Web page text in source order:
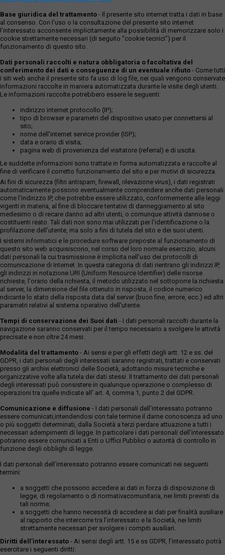
Base giuridica del trattamento - Il presente sito internet tratta i dati in base
al consenso. Con l'uso o la consultazione del presente sito internet
l’interessato acconsente implicitamente alla possibilità di memorizzare solo i
cookie strettamente necessari (di seguito “cookie tecnici”) per il
funzionamento di questo sito.
Dati personali raccolti e natura obbligatoria o facoltativa del
conferimento dei dati e conseguenze di un eventuale rifiuto - Come tutti
i siti web anche il presente sito fa uso di log file, nei quali vengono conservate
informazioni raccolte in maniera automatizzata durante le visite degli utenti.
Le informazioni raccolte potrebbero essere le seguenti:
indirizzo internet protocollo (IP);
tipo di browser e parametri del dispositivo usato per connettersi al
sito;
nome dell'internet service provider (ISP);
data e orario di visita;
pagina web di provenienza del visitatore (referral) e di uscita.
Le suddette informazioni sono trattate in forma automatizzata e raccolte al
fine di verificare il corretto funzionamento del sito e per motivi di sicurezza.
Ai fini di sicurezza (filtri antispam, firewall, rilevazione virus), i dati registrati
automaticamente possono eventualmente comprendere anche dati personali
come l'indirizzo IP, che potrebbe essere utilizzato, conformemente alle leggi
vigenti in materia, al fine di bloccare tentativi di danneggiamento al sito
medesimo o di recare danno ad altri utenti, o comunque attività dannose o
costituenti reato. Tali dati non sono mai utilizzati per l'identificazione o la
profilazione dell'utente, ma solo a fini di tutela del sito e dei suoi utenti.
I sistemi informatici e le procedure software preposte al funzionamento di
questo sito web acquisiscono, nel corso del loro normale esercizio, alcuni
dati personali la cui trasmissione è implicita nell'uso dei protocolli di
comunicazione di Internet. In questa categoria di dati rientrano gli indirizzi IP,
gli indirizzi in notazione URI (Uniform Resource Identifier) delle risorse
richieste, l'orario della richiesta, il metodo utilizzato nel sottoporre la richiesta
al server, la dimensione del file ottenuto in risposta, il codice numerico
ndicante lo stato della risposta data dal server (buon fine, errore, ecc.) ed altri
parametri relativi al sistema operativo dell'utente.
Tempi di conservazione dei Suoi dati - I dati personali raccolti durante la
navigazione saranno conservati per il tempo necessario a svolgere le attività
precisate e non oltre 24 mesi.
Modalità del trattamento - Ai sensi e per gli effetti degli artt. 12 e ss. del
GDPR, i dati personali degli interessati saranno registrati, trattati e conservati
presso gli archivi elettronici delle Società, adottando misure tecniche e
organizzative volte alla tutela dei dati stessi. Il trattamento dei dati personali
degli interessati può consistere in qualunque operazione o complesso di
operazioni tra quelle indicate all' art. 4, comma 1, punto 2 del GDPR.
Comunicazione e diffusione - I dati personali dell’interessato potranno
essere comunicati,intendendosi con tale termine il darne conoscenza ad uno
o più soggetti determinati, dalla Società a terzi perdare attuazione a tutti i
necessari adempimenti di legge. In particolare i dati personali dell’interessato
potranno essere comunicati a Enti o Uffici Pubblici o autorità di controllo in
funzione degli obblighi di legge.
I dati personali dell’interessato potranno essere comunicati nei seguenti
termini:
a soggetti che possono accedere ai dati in forza di disposizione di
legge, di regolamento o di normativacomunitaria, nei limiti previsti da
tali norme;
a soggetti che hanno necessità di accedere ai dati per finalità ausiliare
al rapporto che intercorre tra l’interessato e la Società, nei limiti
strettamente necessari per svolgere i compiti ausiliari.
Diritti dell’interessato - Ai sensi degli artt. 15 e ss GDPR, l’interessato potrà
esercitare i seguenti diritti: